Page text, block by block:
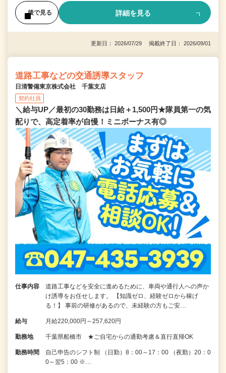
後で見る 詳細を見る
更新日： 2026/07/29 掲載終了日： 2026/09/01
道路工事などの交通誘導スタッフ
日清警備東京株式会社 千葉支店
契約社員
＼給与UP／最初の30勤務は日給＋1,500円★隊員第一の気
配りで、高定着率が自慢！ミニボーナス有◎
仕事内容
道路工事などを安全に進めるために、車両や通行人への声か
け誘導をお任せします。 【知識ゼロ、経験ゼロから稼げ
る！】 事前の研修があるので、未経験の方もご安…
給与 月給220,000円～257,620円
勤務地 千葉県船橋市 ★ご自宅からの通勤考慮＆直行直帰OK
勤務時間
自己申告のシフト制 （日勤）8：00～17：00 （夜勤）20：0
0～翌5：00 ※…